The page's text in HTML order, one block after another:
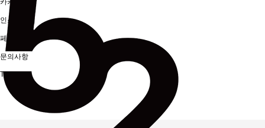
카카오톡
인스타그램
페이스북
문의사항
TOP